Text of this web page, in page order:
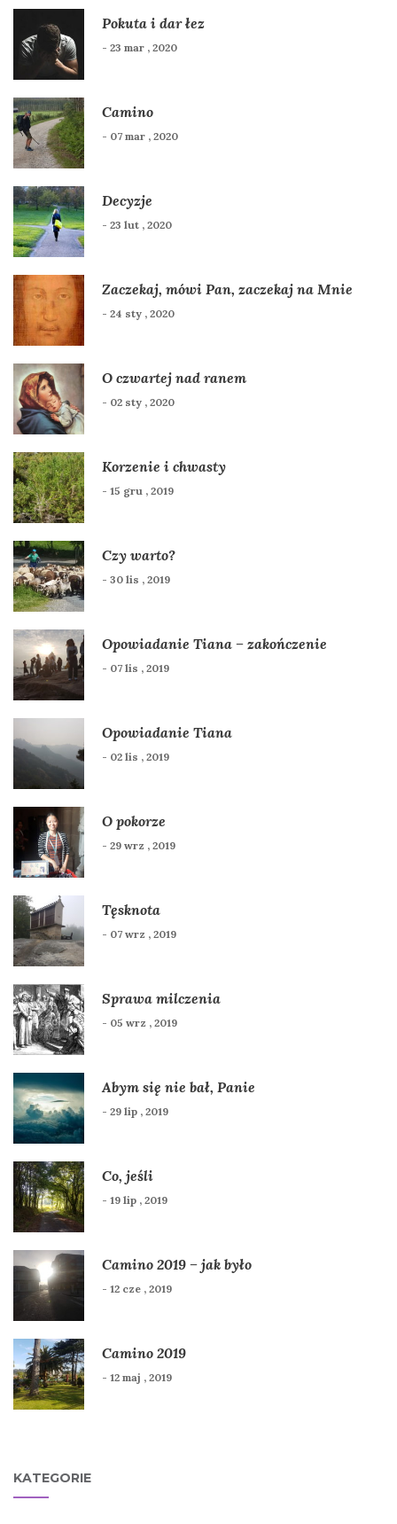
Pokuta i dar łez
- 23 mar , 2020
Camino
- 07 mar , 2020
Decyzje
- 23 lut , 2020
Zaczekaj, mówi Pan, zaczekaj na Mnie
- 24 sty , 2020
O czwartej nad ranem
- 02 sty , 2020
Korzenie i chwasty
- 15 gru , 2019
Czy warto?
- 30 lis , 2019
Opowiadanie Tiana – zakończenie
- 07 lis , 2019
Opowiadanie Tiana
- 02 lis , 2019
O pokorze
- 29 wrz , 2019
Tęsknota
- 07 wrz , 2019
Sprawa milczenia
- 05 wrz , 2019
Abym się nie bał, Panie
- 29 lip , 2019
Co, jeśli
- 19 lip , 2019
Camino 2019 – jak było
- 12 cze , 2019
Camino 2019
- 12 maj , 2019
KATEGORIE